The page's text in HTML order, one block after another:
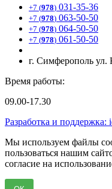
+7 (978) 031-35-36
+7 (978) 063-50-50
+7 (978) 064-50-50
+7 (978) 061-50-50
г. Симферополь ул.
Время работы:
09.00-17.30
Разработка и поддержка:
Мы используем файлы
пользоваться нашим
согласие на